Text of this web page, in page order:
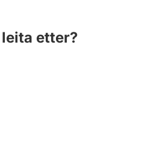
etter?